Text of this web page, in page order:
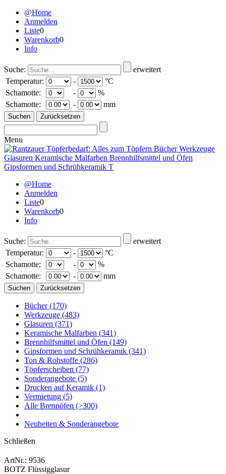
@Home
Anmelden
Liste0
Warenkorb0
Info
Suche:
erweitert
Temperatur:
-
°C
Schamotte:
-
%
Schamotte:
- mm
Menu
@Home
Anmelden
Liste0
Warenkorb0
Info
Suche:
erweitert
Temperatur:
-
°C
Schamotte:
-
%
Schamotte:
- mm
Bücher(170)
Werkzeuge (483)
Glasuren (371)
Keramische Malfarben (341)
Brennhilfsmittel und Öfen (149)
Gipsformen und Schrühkeramik (341)
Ton & Rohstoffe (286)
Töpferscheiben (77)
Sonderangebote (5)
Drucken auf Keramik (1)
Vermietung (5)
Alle Brennöfen (>300)
Neuheiten & Sonderangebote
Schließen
ArtNr.: 9536
BOTZ Flüssigglasur